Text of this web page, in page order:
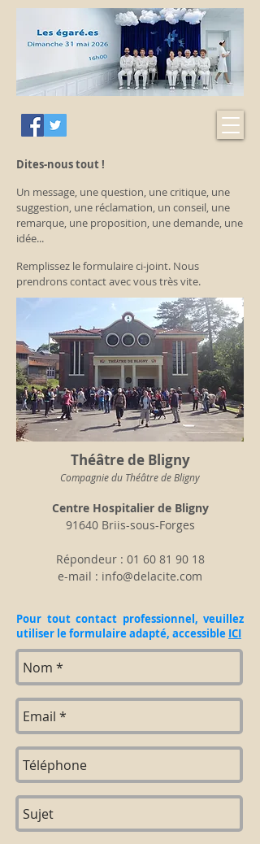
Dites-nous tout !
Un message, une question, une critique, une
suggestion, une réclamation, un conseil, une
remarque, une proposition, une demande, une
idée...
Remplissez le formulaire ci-joint. Nous
prendrons contact avec vous très vite.
Théâtre de Bligny
Compagnie du Théâtre de Bligny
Centre Hospitalier de Bligny
91640 Briis-sous-Forges
Répondeur : 01 60 81 90 18
e-mail : info@delacite.com
Pour tout contact professionnel, veuillez
utiliser le formulaire adapté, accessible ICI